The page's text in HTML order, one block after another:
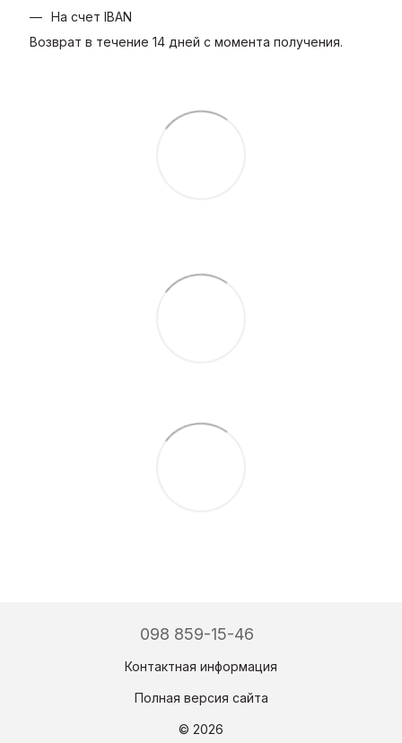
На счет IBAN
Возврат в течение 14 дней с момента получения.
098 859-15-46
Контактная информация
Полная версия сайта
© 2026